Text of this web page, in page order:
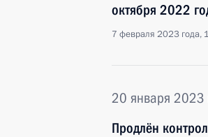
октября 2022
7 февраля 2023 года,
20 января 2023
Продлён